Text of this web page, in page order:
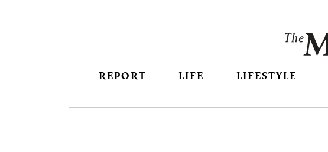
REPORT LIFE LIFESTYLE